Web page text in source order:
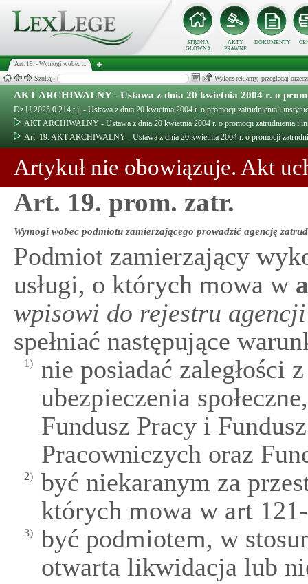
STRONA
GŁÓWNA
AKTY
PRAWNE
DOKUMENTY
Art. 19. - Wymogi wobec ...
Szukaj: Wyłącz reklamy, przeglądaj
AKT ARCHIWALNY - Ustawa z dnia 20 kwietnia 2004 r. o
Dz.U.2025.0.214 t.j. - Ustawa z dnia 20 kwietnia 2004 r. o promocji zatrudnienia i
AKT ARCHIWALNY - Ustawa z dnia 20 kwietnia 2004 r. o promocji zatrudnienia i
Art. 19. AKT ARCHIWALNY - Ustawa z dnia 20 kwietnia 2004 r. o promocji
Artykuł nie obowiązuje. Akt
Art. 19. prom. zatr.
Wymogi wobec podmiotu zamierzającego prowadzić agencję
Podmiot zamierzający
usługi, o których mowa w
wpisowi do rejestru
spełniać następujące
1)
nie posiadać zaległości
ubezpieczenia
Fundusz Pracy i
Pracowniczych oraz
2)
być niekaranym za
których mowa w art
3)
być podmiotem, w
otwarta likwidacja lub